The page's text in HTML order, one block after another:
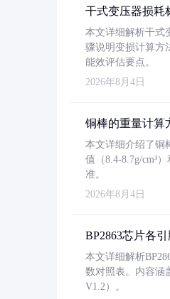
干式变压器损耗
本文详细解析干式
骤说明变损计算方
能效评估要点。
2026年8月4日
铜棒的重量计算
本文详细介绍了铜
值（8.4-8.7g/cm³
准。
2026年8月4日
BP2863芯片各
本文详细解析
数对照表。内容涵
V1.2）。